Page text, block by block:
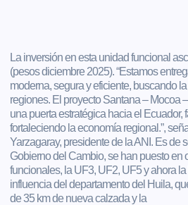
La inversión en esta unidad funcional
(pesos diciembre 2025). “Estamos
moderna, segura y eficiente, buscando
regiones. El proyecto Santana – Mocoa
una puerta estratégica hacia el Ecuador,
fortaleciendo la economía regional.”,
Yarzagaray, presidente de la ANI. Es de
Gobierno del Cambio, se han puesto en
funcionales, la UF3, UF2, UF5 y ahora
influencia del departamento del Huila,
de 35 km de nueva calzada y la